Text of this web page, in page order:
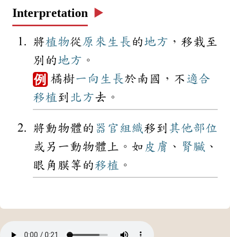
Interpretation ▶️
將植物從 原來 生長 的地方 ，移栽至
別的地方 。
例 橘樹一向 生長於南國，不 適合
移植 到 北方去。
將動物體的 器官組織移到 其他部位
或另一動物體上。如 皮膚 、 腎臟 、
眼角膜等的移植 。